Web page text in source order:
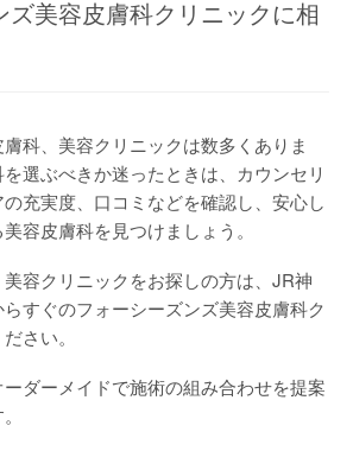
ズ美容皮膚科クリニックに相
科、美容クリニックは数多くありま
選ぶべきか迷ったときは、カウンセリ
充実度、口コミなどを確認し、安心し
容皮膚科を見つけましょう。
容クリニックをお探しの方は、JR神
すぐのフォーシーズンズ美容皮膚科ク
さい。
ダーメイドで施術の組み合わせを提案